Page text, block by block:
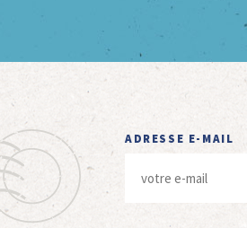
ADRESSE E-MAIL